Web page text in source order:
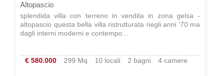
Altopascio
splendida villa con terreno in vendita in zona gelsa -
altopascio questa bella villa ristrutturata negli anni '70 ma
dagli interni moderni e contempo...
€ 580.000 299 Mq 10 locali 2 bagni 4 camere